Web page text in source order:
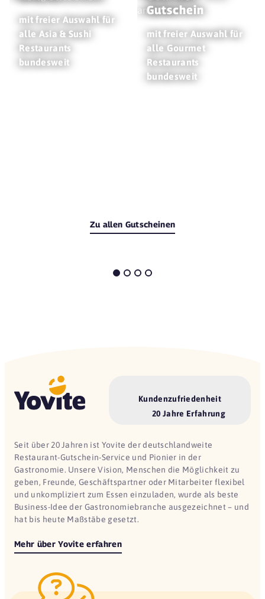
mit freier Auswahl für
alle Asia & Sushi
Restaurants
bundesweit
Gutschein
mit freier Auswahl für
alle Gourmet
Restaurants
bundesweit
Zu allen Gutscheinen
Kundenzufriedenheit
20 Jahre Erfahrung
Seit über 20 Jahren ist Yovite der deutschlandweite
Restaurant-Gutschein-Service und Pionier in der
Gastronomie. Unsere Vision, Menschen die Möglichkeit zu
geben, Freunde, Geschäftspartner oder Mitarbeiter flexibel
und unkompliziert zum Essen einzuladen, wurde als beste
Business-Idee der Gastronomiebranche ausgezeichnet – und
hat bis heute Maßstäbe gesetzt.
Mehr über Yovite erfahren